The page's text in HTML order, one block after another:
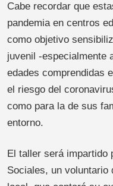
Cabe recordar que
pandemia en centros
como objetivo
juvenil -especialmente
edades comprendidas
el riesgo del
como para la de sus
entorno.
El taller será impartido
Sociales, un